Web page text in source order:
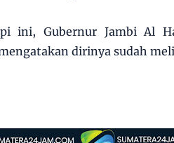
ini, Gubernur Jambi Al
dirinya sudah